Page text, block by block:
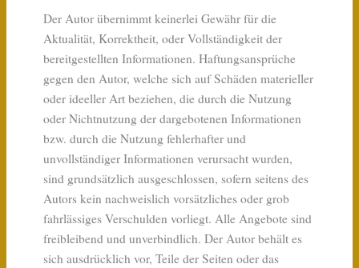
Der Autor übernimmt keinerlei Gewähr für die
Aktualität, Korrektheit, oder Vollständigkeit der
bereitgestellten Informationen. Haftungsansprüche
gegen den Autor, welche sich auf Schäden materieller
oder ideeller Art beziehen, die durch die Nutzung
oder Nichtnutzung der dargebotenen Informationen
bzw. durch die Nutzung fehlerhafter und
unvollständiger Informationen verursacht wurden,
sind grundsätzlich ausgeschlossen, sofern seitens des
Autors kein nachweislich vorsätzliches oder grob
fahrlässiges Verschulden vorliegt. Alle Angebote sind
freibleibend und unverbindlich. Der Autor behält es
sich ausdrücklich vor, Teile der Seiten oder das